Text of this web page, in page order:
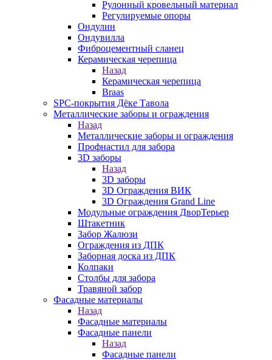
Рулонный кровельный материал
Регулируемые опоры
Ондулин
Ондувилла
Фиброцементный сланец
Керамическая черепица
Назад
Керамическая черепица
Braas
SPC-покрытия Дёке Тавола
Металлические заборы и ограждения
Назад
Металлические заборы и ограждения
Профнастил для забора
3D заборы
Назад
3D заборы
3D Ограждения ВИК
3D Ограждения Grand Line
Модульные ограждения ДворТерьер
Штакетник
Забор Жалюзи
Ограждения из ДПК
Заборная доска из ДПК
Колпаки
Столбы для забора
Травяной забор
Фасадные материалы
Назад
Фасадные материалы
Фасадные панели
Назад
Фасадные панели